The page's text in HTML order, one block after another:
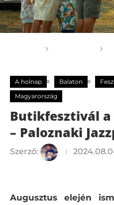
A holnap Balaton
Magyarország
Butikfesztivál
– Paloznaki
Szerző:
Augusztus elején